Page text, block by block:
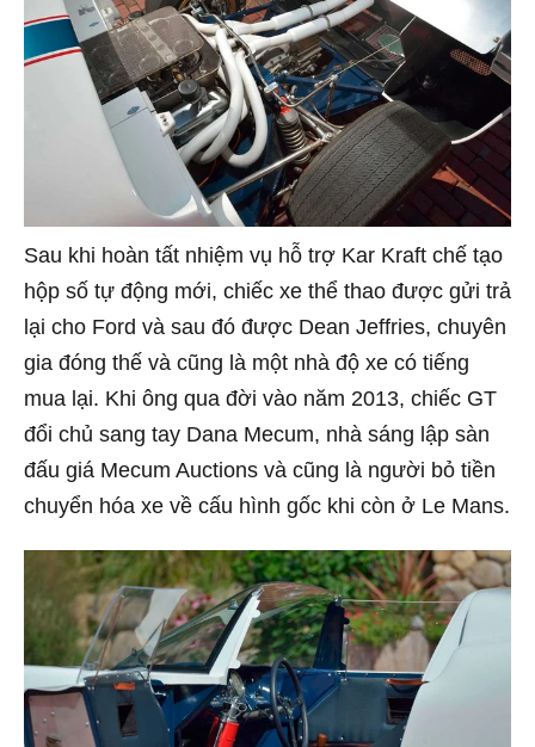
Sau khi hoàn tất nhiệm vụ hỗ trợ Kar Kraft chế tạo
hộp số tự động mới, chiếc xe thể thao được gửi trả
lại cho Ford và sau đó được Dean Jeffries, chuyên
gia đóng thế và cũng là một nhà độ xe có tiếng
mua lại. Khi ông qua đời vào năm 2013, chiếc GT
đổi chủ sang tay Dana Mecum, nhà sáng lập sàn
đấu giá Mecum Auctions và cũng là người bỏ tiền
chuyển hóa xe về cấu hình gốc khi còn ở Le Mans.